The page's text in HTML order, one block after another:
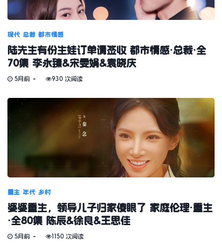
现代 总裁 都市情感
陆先生有份生娃订单请签收 都市情感·总裁·全
70集 李永臻&宋雯娟&袁晓庆
5月前 930 次阅读
重生 年代 乡村
婆婆重生，领导儿子归家傻眼了 家庭伦理·重生
·全80集 陈辰&徐良&王思佳
5月前 1150 次阅读